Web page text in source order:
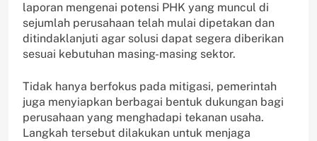
laporan mengenai potensi PHK yang muncul di
sejumlah perusahaan telah mulai dipetakan dan
ditindaklanjuti agar solusi dapat segera diberikan
sesuai kebutuhan masing-masing sektor.
Tidak hanya berfokus pada mitigasi, pemerintah
juga menyiapkan berbagai bentuk dukungan bagi
perusahaan yang menghadapi tekanan usaha.
Langkah tersebut dilakukan untuk menjaga